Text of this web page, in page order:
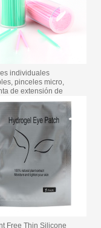
individuales
pinceles micro,
de extensión de
Free Thin Silicone